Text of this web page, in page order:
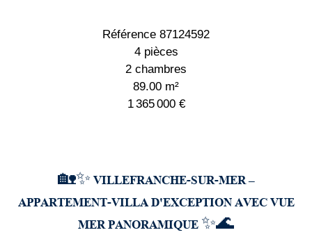
Référence 87124592
4 pièces
2 chambres
89.00 m²
1 365 000 €
🏡✨ VILLEFRANCHE-SUR-MER –
APPARTEMENT-VILLA D'EXCEPTION AVEC VUE
MER PANORAMIQUE ✨🌊